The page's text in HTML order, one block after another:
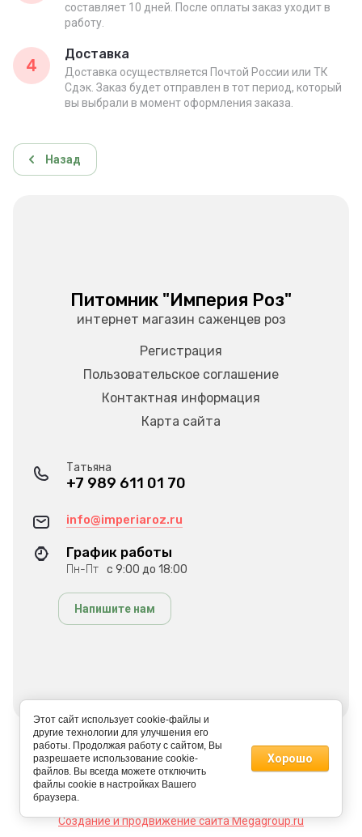
составляет 10 дней. После оплаты заказ уходит в
работу.
4
Доставка
Доставка осуществляется Почтой России или ТК
Сдэк. Заказ будет отправлен в тот период, который
вы выбрали в момент оформления заказа.
Назад
Питомник "Империя Роз"
интернет магазин саженцев роз
Регистрация
Пользовательское соглашение
Контактная информация
Карта сайта
Татьяна
+7 989 611 01 70
info@imperiaroz.ru
График работы
Пн-Пт с 9:00 до 18:00
Напишите нам
© 2022 ИМПЕРИЯ РОЗ
Создание и продвижение сайта Megagroup.ru
Этот сайт использует cookie-файлы и
другие технологии для улучшения его
работы. Продолжая работу с сайтом, Вы
разрешаете использование cookie-
файлов. Вы всегда можете отключить
файлы cookie в настройках Вашего
браузера.
Хорошо